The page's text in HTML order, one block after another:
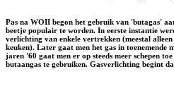
Pas na WOII begon het gebruik van 'butagas'
beetje populair te worden. In eerste instantie
verlichting van enkele vertrekken (meestal alleen
keuken). Later gaat men het gas in toenemende
jaren '60 gaat men er op steeds meer schepen
butaangas te gebruiken. Gasverlichting begint